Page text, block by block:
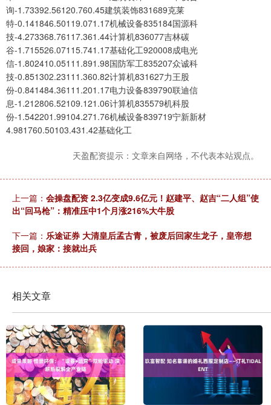
询-1.73392.56120.760.45建筑装饰831689克莱
特-0.141846.50119.071.17机械设备835184国源科
技-4.273368.76117.361.44计算机836077吉林碳
谷-1.715526.07115.741.17基础化工920008成电光
信-1.802410.05111.891.98国防军工835207众诚科
技-0.851302.23111.360.82计算机831627力王股
份-0.841484.36111.201.17电力设备839790联迪信
息-1.212806.52109.121.06计算机835579机科股
份-1.542201.99104.271.76机械设备839719宁新新材
4.981760.50103.431.42基础化工
天盈配资提示：文章来自网络，不代表本站观点。
上一篇： 会操盘配资 2.3亿变成9.6亿元！赵建平、赵吉“二人组”使
出“回马枪”：精准压中1个月涨216%大牛股
下一篇： 乐途证券 大清皇后孟古青，被废后回家生龙子，皇帝想
接回，娘家：接就出兵
相关文章